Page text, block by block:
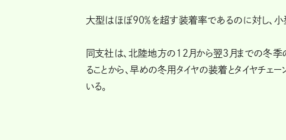
大型はほぼ90％を超す装着率であるのに対し、
同支社は、北陸地方の12月から翌3月までの冬
ることから、早めの冬用タイヤの装着とタイヤチェ
いる。